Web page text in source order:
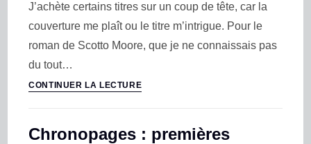
J’achète certains titres sur un coup de tête, car la
couverture me plaît ou le titre m’intrigue. Pour le
roman de Scotto Moore, que je ne connaissais pas
du tout…
CONTINUER LA LECTURE
Chronopages : premières